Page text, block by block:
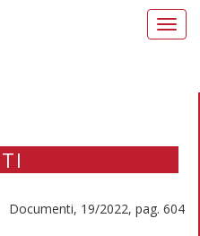
Documenti, 19/2022, pag. 604